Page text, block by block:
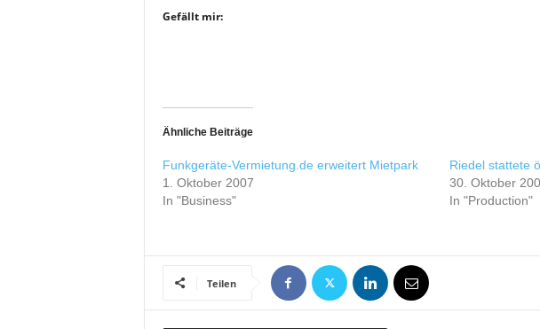
w
o
Gefällt mir:
Ähnliche Beiträge
Funkgeräte-Vermietung.de erweitert Mietpark
1. Oktober 2007
In "Business"
Riedel stattete
30. Oktober
In "Production"
Teilen